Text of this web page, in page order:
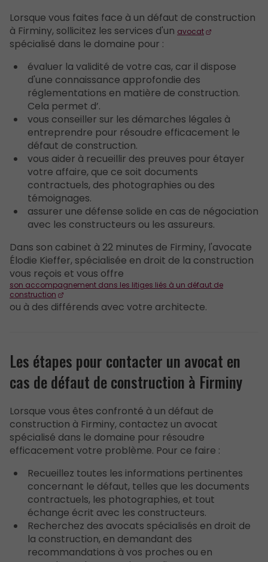
Lorsque vous faites face à un défaut de construction
à Firminy, sollicitez les services d'un avocat
spécialisé dans le domaine pour :
évaluer la validité de votre cas, car il dispose
d'une connaissance approfondie des
réglementations en matière de construction.
Cela permet d’.
vous conseiller sur les démarches légales à
entreprendre pour résoudre efficacement le
défaut de construction.
vous aider à recueillir des preuves pour étayer
votre affaire, que ce soit documents
contractuels, des photographies ou des
témoignages.
assurer une défense solide en cas de négociation
avec les constructeurs ou les assureurs.
Dans son cabinet à 22 minutes de Firminy, l'avocate
Élodie Kieffer, spécialisée en droit de la construction
vous reçois et vous offre
son accompagnement dans les litiges liés à un défaut de
construction
ou à des différends avec votre architecte.
Les étapes pour contacter un avocat en
cas de défaut de construction à Firminy
Lorsque vous êtes confronté à un défaut de
construction à Firminy, contactez un avocat
spécialisé dans le domaine pour résoudre
efficacement votre problème. Pour ce faire :
Recueillez toutes les informations pertinentes
concernant le défaut, telles que les documents
contractuels, les photographies, et tout
échange écrit avec les constructeurs.
Recherchez des avocats spécialisés en droit de
la construction, en demandant des
recommandations à vos proches ou en